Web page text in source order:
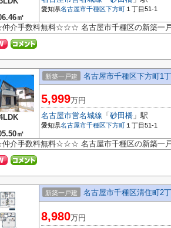
㎡
愛知県名古屋市千種区下方町 １丁目51-1
介手数料無料☆☆☆ 名古屋市千種区の新築一戸
㎡
新築一戸建 名古屋市千種区下方町1
5,999万円
名古屋市営名城線 「 砂田橋 」駅
愛知県名古屋市千種区下方町 １丁目51-1
介手数料無料☆☆☆ 名古屋市千種区の新築一戸
新築一戸建 名古屋市千種区清住町2
8,980万円